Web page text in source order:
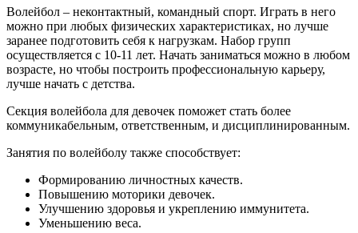
Волейбол – неконтактный, командный спорт. Играть в него
можно при любых физических характеристиках, но лучше
заранее подготовить себя к нагрузкам. Набор групп
осуществляется с 10-11 лет. Начать заниматься можно в любом
возрасте, но чтобы построить профессиональную карьеру,
лучше начать с детства.
Секция волейбола для девочек поможет стать более
коммуникабельным, ответственным, и дисциплинированным.
Занятия по волейболу также способствует:
Формированию личностных качеств.
Повышению моторики девочек.
Улучшению здоровья и укреплению иммунитета.
Уменьшению веса.